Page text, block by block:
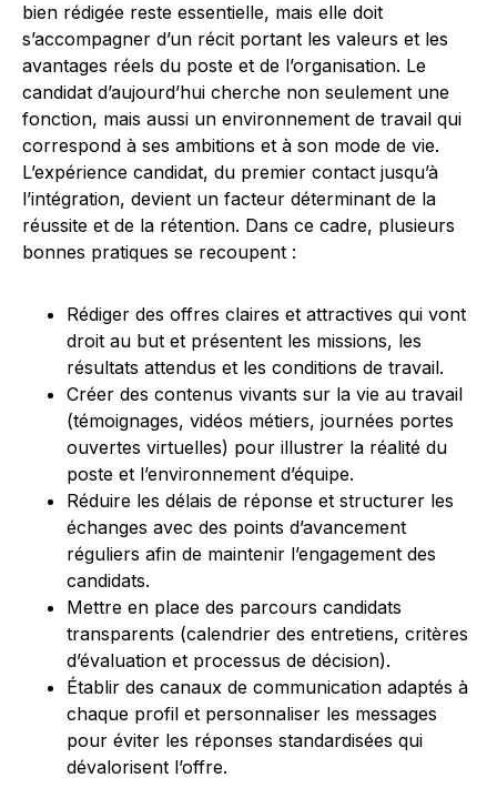
bien rédigée reste essentielle, mais elle doit
s’accompagner d’un récit portant les valeurs et les
avantages réels du poste et de l’organisation. Le
candidat d’aujourd’hui cherche non seulement une
fonction, mais aussi un environnement de travail qui
correspond à ses ambitions et à son mode de vie.
L’expérience candidat, du premier contact jusqu’à
l’intégration, devient un facteur déterminant de la
réussite et de la rétention. Dans ce cadre, plusieurs
bonnes pratiques se recoupent :
Rédiger des offres claires et attractives qui vont
droit au but et présentent les missions, les
résultats attendus et les conditions de travail.
Créer des contenus vivants sur la vie au travail
(témoignages, vidéos métiers, journées portes
ouvertes virtuelles) pour illustrer la réalité du
poste et l’environnement d’équipe.
Réduire les délais de réponse et structurer les
échanges avec des points d’avancement
réguliers afin de maintenir l’engagement des
candidats.
Mettre en place des parcours candidats
transparents (calendrier des entretiens, critères
d’évaluation et processus de décision).
Établir des canaux de communication adaptés à
chaque profil et personnaliser les messages
pour éviter les réponses standardisées qui
dévalorisent l’offre.